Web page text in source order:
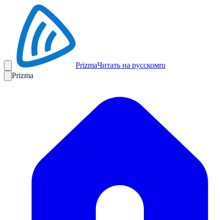
PrizmaЧитать на русскомru
Prizma